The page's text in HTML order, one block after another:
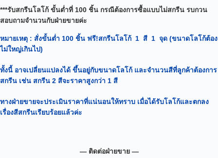
***รับสกรีนโลโก้ ขั้นต่ำที่ 100 ชิ้น กรณีต้องการซื้อแบบไม่สกรีน รบกวน
สอบถามจำนวนกับฝ่ายขายค่ะ
หมายเหตุ : สั่งขั้นต่ำ 100 ชิ้น ฟรี!สกรีนโลโก้ 1 สี 1 จุด (ขนาดโลโก้ต้อง
ไม่ใหญ่เกินไป)
ทั้งนี้ อาจเปลี่ยนแปลงได้ ขึ้นอยู่กับขนาดโลโก้ และจำนวนสีที่ลูกค้าต้องการ
สกรีน เช่น สกรีน 2 สีจะราคาสูงกว่า 1 สี
ทางฝ่ายขายจะประเมินราคาที่แน่นอนให้ทราบ เมื่อได้รับโลโก้และตกลง
เรื่องสีสกรีนเรียบร้อยแล้วค่ะ
— ติดต่อฝ่ายขาย —